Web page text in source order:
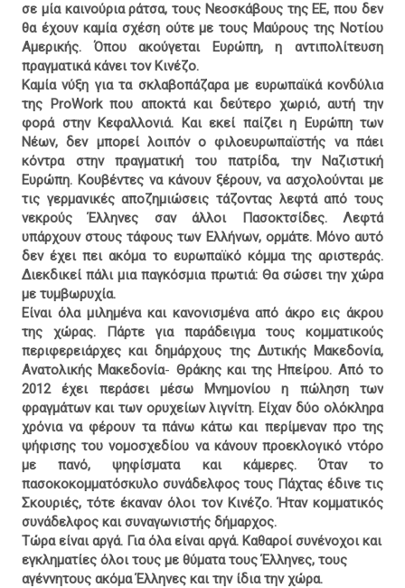
σε μία καινούρια ράτσα, τους Νεοσκάβους της ΕΕ, που δεν
θα έχουν καμία σχέση ούτε με τους Μαύρους της Νοτίου
Αμερικής. Όπου ακούγεται Ευρώπη, η αντιπολίτευση
πραγματικά κάνει τον Κινέζο.
Καμία νύξη για τα σκλαβοπάζαρα με ευρωπαϊκά κονδύλια
της ProWork που αποκτά και δεύτερο χωριό, αυτή την
φορά στην Κεφαλλονιά. Και εκεί παίζει η Ευρώπη των
Νέων, δεν μπορεί λοιπόν ο φιλοευρωπαϊστής να πάει
κόντρα στην πραγματική του πατρίδα, την Ναζιστική
Ευρώπη. Κουβέντες να κάνουν ξέρουν, να ασχολούνται με
τις γερμανικές αποζημιώσεις τάζοντας λεφτά από τους
νεκρούς Έλληνες σαν άλλοι Πασοκτσίδες. Λεφτά
υπάρχουν στους τάφους των Ελλήνων, ορμάτε. Μόνο αυτό
δεν έχει πει ακόμα το ευρωπαϊκό κόμμα της αριστεράς.
Διεκδικεί πάλι μια παγκόσμια πρωτιά: Θα σώσει την χώρα
με τυμβωρυχία.
Είναι όλα μιλημένα και κανονισμένα από άκρο εις άκρου
της χώρας. Πάρτε για παράδειγμα τους κομματικούς
περιφερειάρχες και δημάρχους της Δυτικής Μακεδονία,
Ανατολικής Μακεδονία- Θράκης και της Ηπείρου. Από το
2012 έχει περάσει μέσω Μνημονίου η πώληση των
φραγμάτων και των ορυχείων λιγνίτη. Είχαν δύο ολόκληρα
χρόνια να φέρουν τα πάνω κάτω και περίμεναν προ της
ψήφισης του νομοσχεδίου να κάνουν προεκλογικό ντόρο
με πανό, ψηφίσματα και κάμερες. Όταν το
πασοκοκομματόσκυλο συνάδελφος τους Πάχτας έδινε τις
Σκουριές, τότε έκαναν όλοι τον Κινέζο. Ήταν κομματικός
συνάδελφος και συναγωνιστής δήμαρχος.
Τώρα είναι αργά. Για όλα είναι αργά. Καθαροί συνένοχοι και
εγκληματίες όλοι τους με θύματα τους Έλληνες, τους
αγέννητους ακόμα Έλληνες και την ίδια την χώρα.